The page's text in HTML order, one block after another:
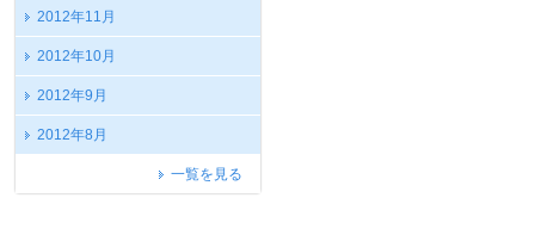
2012年11月
2012年10月
2012年9月
2012年8月
一覧を見る